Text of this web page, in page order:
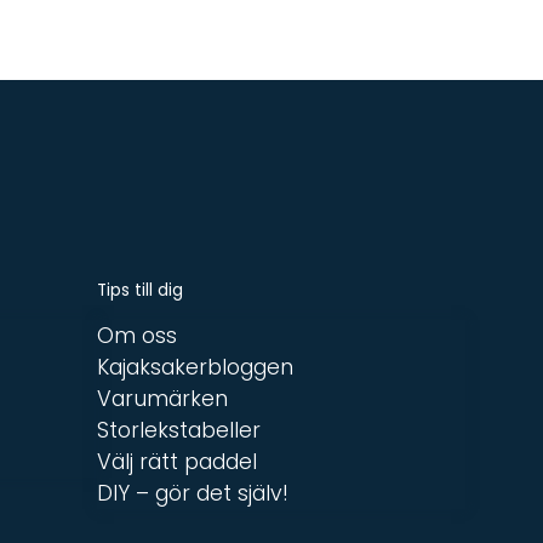
Tips till dig
Om oss
Kajaksakerbloggen
Varumärken
Storlekstabeller
Välj rätt paddel
DIY – gör det själv!